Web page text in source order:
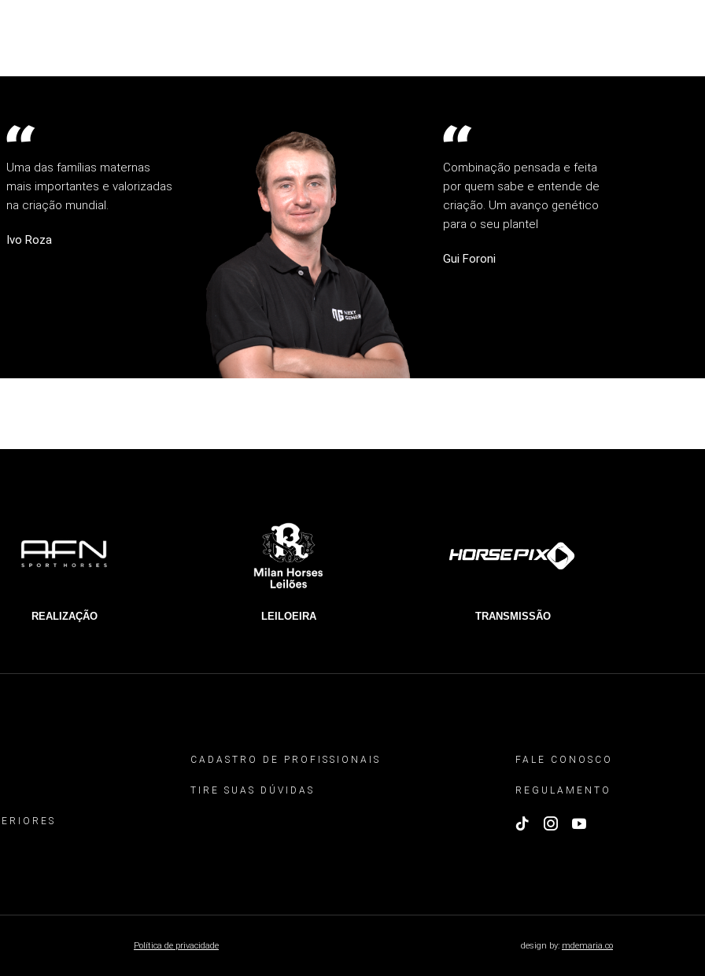
Uma das famílias maternas
mais importantes e valorizadas
na criação mundial.
Ivo Roza
Combinação pensada e feita
por quem sabe e entende de
criação. Um avanço genético
para o seu plantel
Gui Foroni
REALIZAÇÃO LEILOEIRA TRANSMISSÃO
CADASTRO DE PROFISSIONAIS
TIRE SUAS DÚVIDAS
FALE CONOSCO
REGULAMENTO
Política de privacidade design by: mdemaria.co